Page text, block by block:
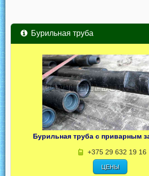
Бурильная труба
Бурильная труба с приварным
+375 29 632 19 16
ЦЕНЫ